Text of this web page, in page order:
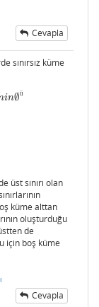
Cevapla
sınırsız küme
in∅ü
inR∗
üst sınırı olan
küme alttan
oluşturduğu
de
için boş küme
Cevapla